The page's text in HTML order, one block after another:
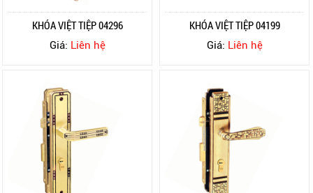
KHÓA VIỆT TIỆP 04296
Giá: Liên hệ
KHÓA VIỆT TIỆP 04199
Giá: Liên hệ